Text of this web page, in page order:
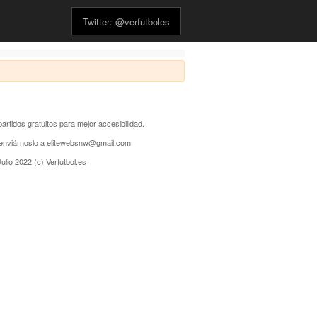
Twitter: @verfutboles
gratuitos para mejor accesibilidad.
a elitewebsnw@gmail.com
2022 (c) Verfutbol.es